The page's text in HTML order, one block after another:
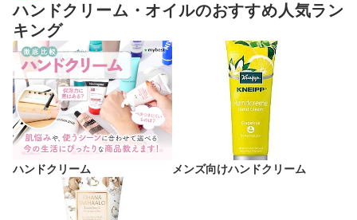
ハンドクリーム・オイルのおすすめ人気ラン
キング
ハンドクリーム メンズ向けハンドクリーム